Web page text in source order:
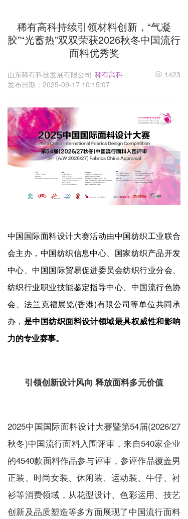
稀有高科持续引领材料创新，“气凝
胶”“光蓄热”双双荣获2026秋冬中国流行
面料优秀奖
山东稀有科技发展有限公司 稀有高科
发布日期：2025-09-17 10:15:07
1423
中国国际面料设计大赛活动由中国纺织工业联合
会主办，中国纺织信息中心、国家纺织产品开发
中心、中国国际贸易促进委员会纺织行业分会、
纺织行业职业技能鉴定指导中心、中国流行色协
会、法兰克福展览(香港)有限公司等单位共同承
办， 是中国纺织面料设计领域最具权威性和影响
力的专业赛事。
引领创新设计风向 释放面料多元价值
2025中国国际面料设计大赛暨第54届(2026/27
秋冬)中国流行面料入围评审，来自540家企业
的4540款面料作品参与评审， 参评作品覆盖男
正装、时尚女装、休闲装、运动装、牛仔、衬
衫等消费领域，从花型设计、色彩运用、技艺
创新及品质塑造等多方面展现了中国流行面料